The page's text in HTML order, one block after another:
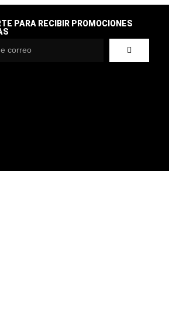
PARA RECIBIR PROMOCIONES